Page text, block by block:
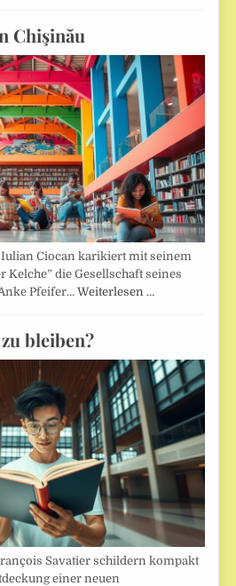
Chişinău
Ciocan karikiert mit seinem
Kelche” die Gesellschaft seines
Pfeifer…Weiterlesen …
bleiben?
Savatier schildern kompakt
einer neuen